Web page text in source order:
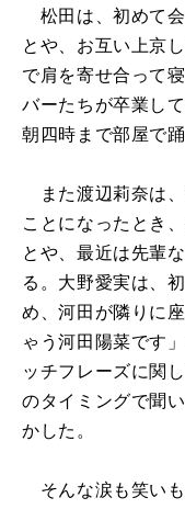
松田は、初めて会
とや、お互い上京
で肩を寄せ合って
バーたちが卒業し
朝四時まで部屋で
また渡辺莉奈は
ことになったとき
とや、最近は先輩
る。大野愛実は、
め、河田が隣りに
ゃう河田陽菜です
ッチフレーズに関
のタイミングで聞
かした。
そんな涙も笑い